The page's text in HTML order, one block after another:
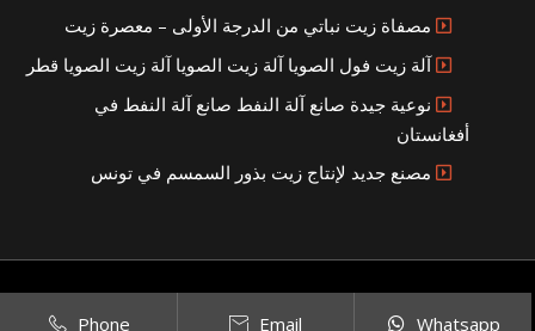
مصفاة زيت نباتي من الدرجة الأولى – معصرة زيت
آلة زيت فول الصويا آلة زيت الصويا آلة زيت الصويا قطر
نوعية جيدة صانع آلة النفط صانع آلة النفط في
أفغانستان
مصنع جديد لإنتاج زيت بذور السمسم في تونس
Phone Email Whatsapp